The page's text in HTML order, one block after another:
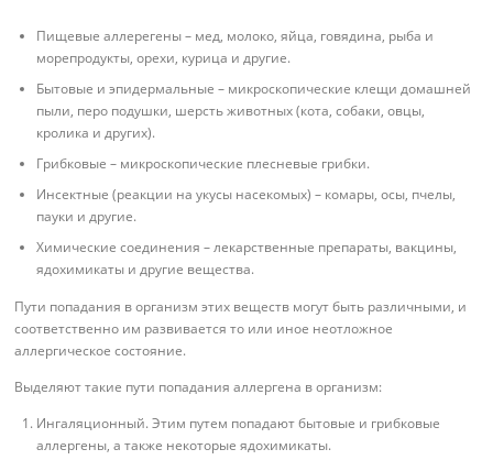
Пищевые аллерегены – мед, молоко, яйца, говядина, рыба и
морепродукты, орехи, курица и другие.
Бытовые и эпидермальные – микроскопические клещи домашней
пыли, перо подушки, шерсть животных (кота, собаки, овцы,
кролика и других).
Грибковые – микроскопические плесневые грибки.
Инсектные (реакции на укусы насекомых) – комары, осы, пчелы,
пауки и другие.
Химические соединения – лекарственные препараты, вакцины,
ядохимикаты и другие вещества.
Пути попадания в организм этих веществ могут быть различными, и
соответственно им развивается то или иное неотложное
аллергическое состояние.
Выделяют такие пути попадания аллергена в организм:
Ингаляционный. Этим путем попадают бытовые и грибковые
аллергены, а также некоторые ядохимикаты.